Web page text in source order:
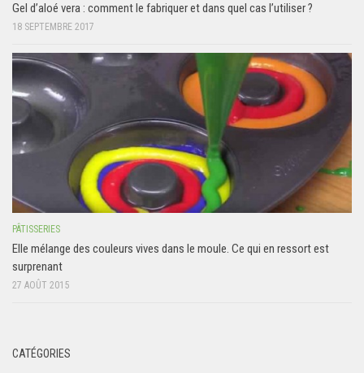
Gel d’aloé vera : comment le fabriquer et dans quel cas l’utiliser ?
18 SEPTEMBRE 2017
PÂTISSERIES
Elle mélange des couleurs vives dans le moule. Ce qui en ressort est
surprenant
27 AOÛT 2015
CATÉGORIES